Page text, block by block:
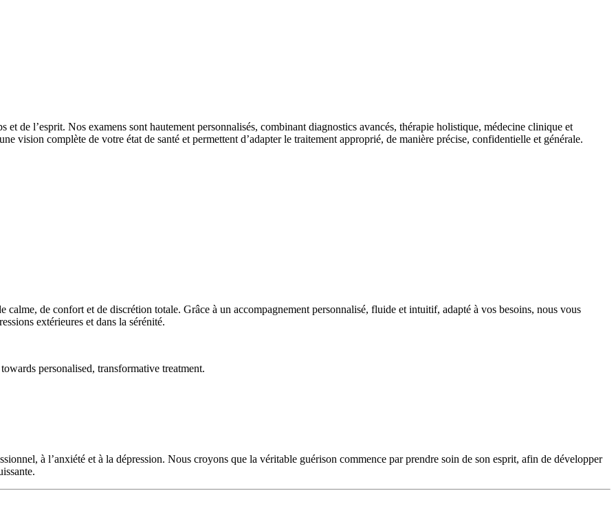
de l’esprit. Nos examens sont hautement personnalisés, combinant diagnostics avancés, thérapie holistique, médecine clinique et
vision complète de votre état de santé et permettent d’adapter le traitement approprié, de manière précise, confidentielle et générale.
calme, de confort et de discrétion totale. Grâce à un accompagnement personnalisé, fluide et intuitif, adapté à vos besoins, nous vous
extérieures et dans la sérénité.
personalised, transformative treatment.
à l’anxiété et à la dépression. Nous croyons que la véritable guérison commence par prendre soin de son esprit, afin de développer